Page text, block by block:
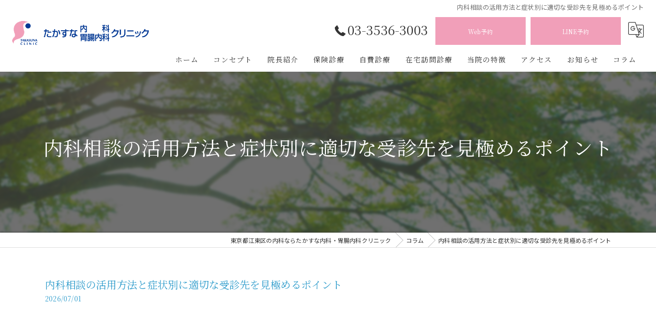
内科相談の活用方法と症状別に適切な受診先を見極めるポイント
03-3536-3003 Web予約 LINE予約
ホーム コンセプト 院長紹介 保険診療 自費診療 在宅訪問診療 当院の特徴
内視鏡
エコー
大腸カメラ
アクセス お知らせ コラム
内科相談の活用方法と症状別に適切な受診先を見極めるポイント
東京都江東区の内科ならたかすな内科・胃腸内科クリニック コラム 内科相談の活用方法と症状別に適切な受診先を見極めるポイント
内科相談の活用方法と症状別に適切な受診先を見極めるポイント
2026/07/01